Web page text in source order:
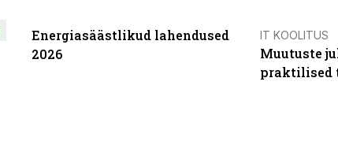
Energiasäästlikud lahendused
2026
IT KOOLITUS
Muutuste
praktilised